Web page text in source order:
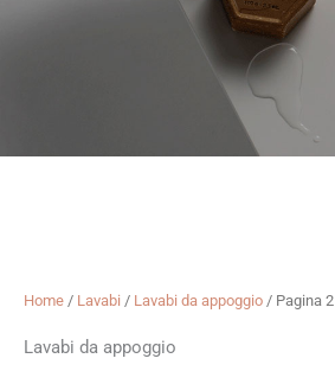
Home / Lavabi / Lavabi da appoggio / Pagina 2
Lavabi da appoggio